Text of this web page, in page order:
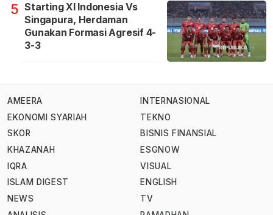
5 Starting XI Indonesia Vs
Singapura, Herdaman
Gunakan Formasi Agresif 4-
3-3
AMEERA
EKONOMI SYARIAH
SKOR
KHAZANAH
IQRA
ISLAM DIGEST
NEWS
INTERNASIONAL
TEKNO
BISNIS FINANSIAL
ESGNOW
VISUAL
ENGLISH
TV